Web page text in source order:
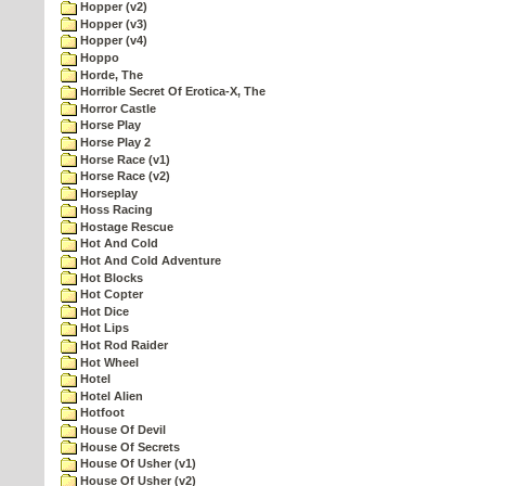
Hopper (v2)
Hopper (v3)
Hopper (v4)
Hoppo
Horde, The
Horrible Secret Of Erotica-X, The
Horror Castle
Horse Play
Horse Play 2
Horse Race (v1)
Horse Race (v2)
Horseplay
Hoss Racing
Hostage Rescue
Hot And Cold
Hot And Cold Adventure
Hot Blocks
Hot Copter
Hot Dice
Hot Lips
Hot Rod Raider
Hot Wheel
Hotel
Hotel Alien
Hotfoot
House Of Devil
House Of Secrets
House Of Usher (v1)
House Of Usher (v2)